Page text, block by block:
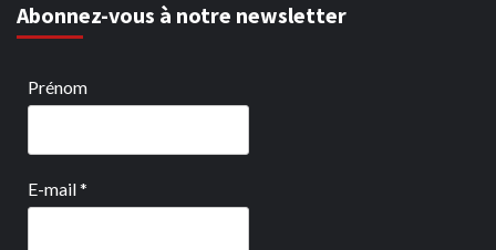
Abonnez-vous à notre newsletter
Prénom
E-mail*